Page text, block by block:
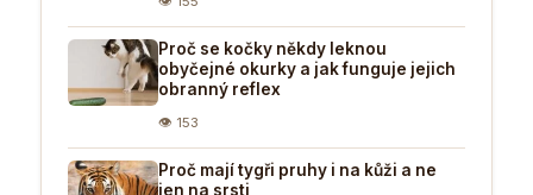
Proč se kočky někdy leknou
obyčejné okurky a jak funguje jejich
obranný reflex
👁 153
Proč mají tygři pruhy i na kůži a ne
jen na srsti